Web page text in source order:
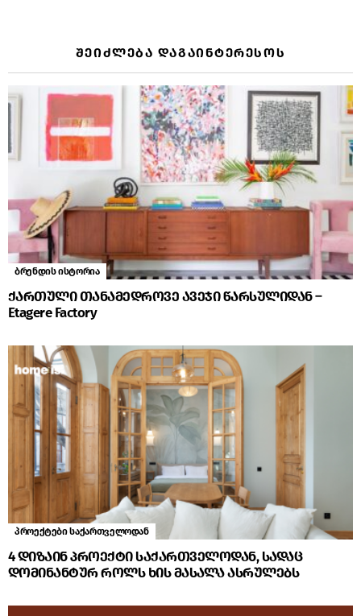
ᲨᲔᲘᲫᲚᲔᲑᲐ ᲓᲐᲒᲐᲘᲜᲢᲔᲠᲔᲡᲝᲡ
ბრენდის ისტორია
ქართული თანამედროვე ავეჯი წარსულიდან –
Etagere Factory
პროექტები საქართველოდან
4 დიზაინ პროექტი საქართველოდან, სადაც
დომინანტურ როლს ხის მასალა ასრულებს